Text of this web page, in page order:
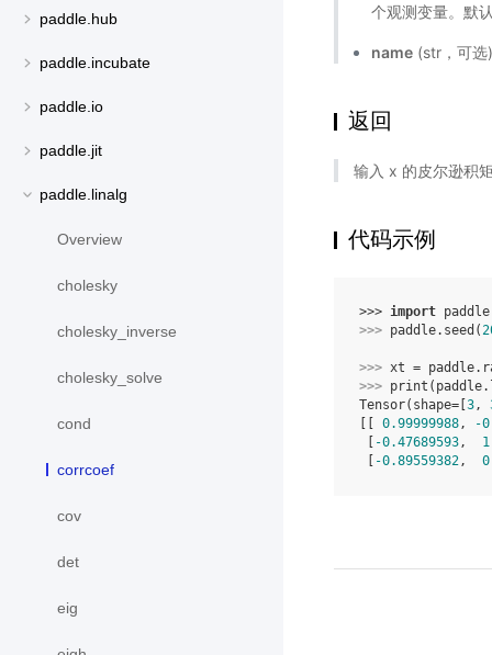
paddle.hub
paddle.incubate
paddle.io
paddle.jit
paddle.linalg
Overview
cholesky
cholesky_inverse
cholesky_solve
cond
corrcoef
cov
det
eig
个观测变量。默
name (str，可
返回
输入 x 的皮尔逊积
代码示例
>>> import paddle
>>> paddle. seed (
>>> xt = paddle.
>>> print ( paddle.
Tensor(shape=[ 3,
0.99999988,
-
-0.47689593,
-0.89559382,